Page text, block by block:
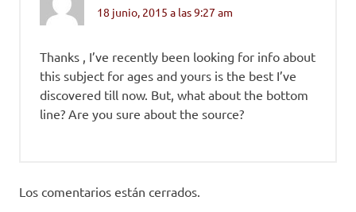
18 junio, 2015 a las 9:27 am
Thanks , I’ve recently been looking for info about
this subject for ages and yours is the best I’ve
discovered till now. But, what about the bottom
line? Are you sure about the source?
Los comentarios están cerrados.